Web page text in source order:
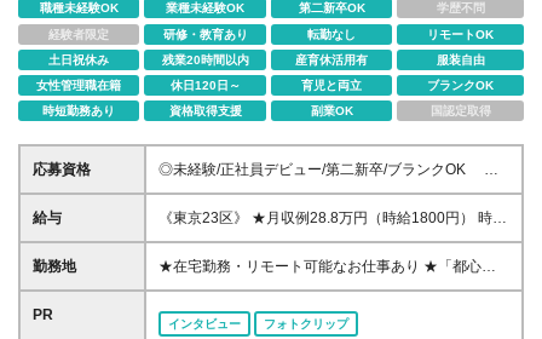
職種未経験OK 業種未経験OK 第二新卒OK
学歴不問
経験者限定
研修・教育あり 転勤なし
リモートOK
土日祝休み
残業20時間以内 産育休活用有
服装自由
女性管理職在籍
休日120日～ 育児と両立
ブランクOK
時短勤務あり
資格取得支援 副業OK 国認定取得
応募資格
◎未経験/正社員デビュー/第二新卒/ブランクOK ◎
高卒以上 《こんな方にピッタリです！》 ■未経験から
事務デビューしたい ■残業なし・土日休みの仕事を探
にどんな仕事が向いているのか分からない」という方
も大丈夫！ 当社のコーディネーターがあなたのお
給与
《東京23区》 ★月収例28.8万円（時給1800円） 時給
1400円～2000円 《東京23区以外》 ★月収例24.8万
円（時給1550円） 時給1250円～1750円 《関東（東
1500円） 時給1050円～1600円 《関西》 ★月収例
勤務地
★在宅勤務・リモート可能なお仕事あり ★「都心で
働きたい」「最寄りのエリアで働きたい」など希望を
考慮 ★転居を伴う転勤なし/U・Iターン歓迎 全国47都
道府県の派遣先にて勤務いただきます。 《魅力ポイ
PR
インタビュー フォトクリップ